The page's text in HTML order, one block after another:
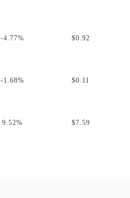
-4.77% $0.92
-1.68% $0.11
9.52% $7.59